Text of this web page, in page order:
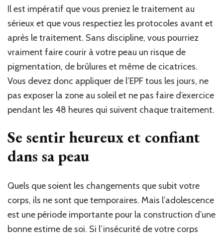
Il est impératif que vous preniez le traitement au
sérieux et que vous respectiez les protocoles avant et
après le traitement. Sans discipline, vous pourriez
vraiment faire courir à votre peau un risque de
pigmentation, de brûlures et même de cicatrices.
Vous devez donc appliquer de l’EPF tous les jours, ne
pas exposer la zone au soleil et ne pas faire d’exercice
pendant les 48 heures qui suivent chaque traitement.
Se sentir heureux et confiant
dans sa peau
Quels que soient les changements que subit votre
corps, ils ne sont que temporaires. Mais l’adolescence
est une période importante pour la construction d’une
bonne estime de soi. Si l’insécurité de votre corps